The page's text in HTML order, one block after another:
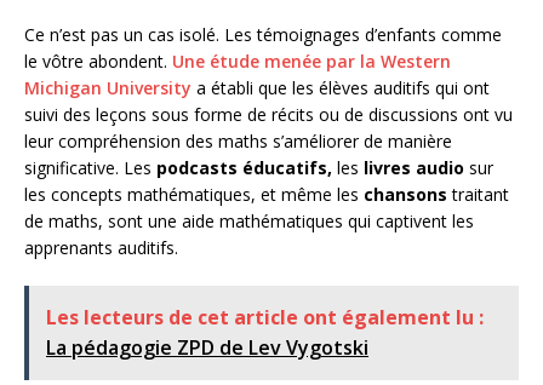
Ce n’est pas un cas isolé. Les témoignages d’enfants comme
le vôtre abondent. Une étude menée par la Western
Michigan University a établi que les élèves auditifs qui ont
suivi des leçons sous forme de récits ou de discussions ont vu
leur compréhension des maths s’améliorer de manière
significative. Les podcasts éducatifs, les livres audio sur
les concepts mathématiques, et même les chansons traitant
de maths, sont une aide mathématiques qui captivent les
apprenants auditifs.
Les lecteurs de cet article ont également lu :
La pédagogie ZPD de Lev Vygotski